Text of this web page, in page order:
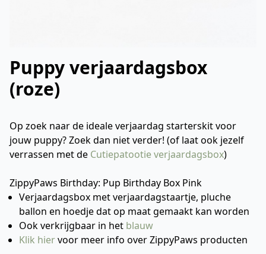
Puppy verjaardagsbox
(roze)
Op zoek naar de ideale verjaardag starterskit voor
jouw puppy? Zoek dan niet verder! (of laat ook jezelf
verrassen met de Cutiepatootie verjaardagsbox)
ZippyPaws Birthday: Pup Birthday Box Pink
Verjaardagsbox met verjaardagstaartje, pluche
ballon en hoedje dat op maat gemaakt kan worden
Ook verkrijgbaar in het blauw
Klik hiervoor meer info over ZippyPaws producten